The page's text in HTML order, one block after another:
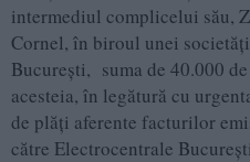
intermediul complicelui său,
Cornel, în biroul unei
București, suma de 40.000
acesteia, în legătură cu
de plăți aferente facturilor
către Electrocentrale